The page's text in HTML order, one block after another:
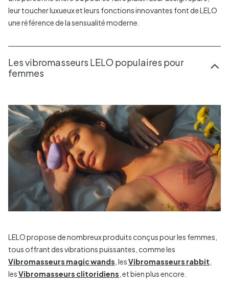
leur toucher luxueux et leurs fonctions innovantes font de LELO
une référence de la sensualité moderne.
Les vibromasseurs LELO populaires pour
femmes
LELO propose de nombreux produits conçus pour les femmes,
tous offrant des vibrations puissantes, comme les
Vibromasseurs magic wands , lesVibromasseurs rabbit
lesVibromasseurs clitoridiens , et bien plus encore.